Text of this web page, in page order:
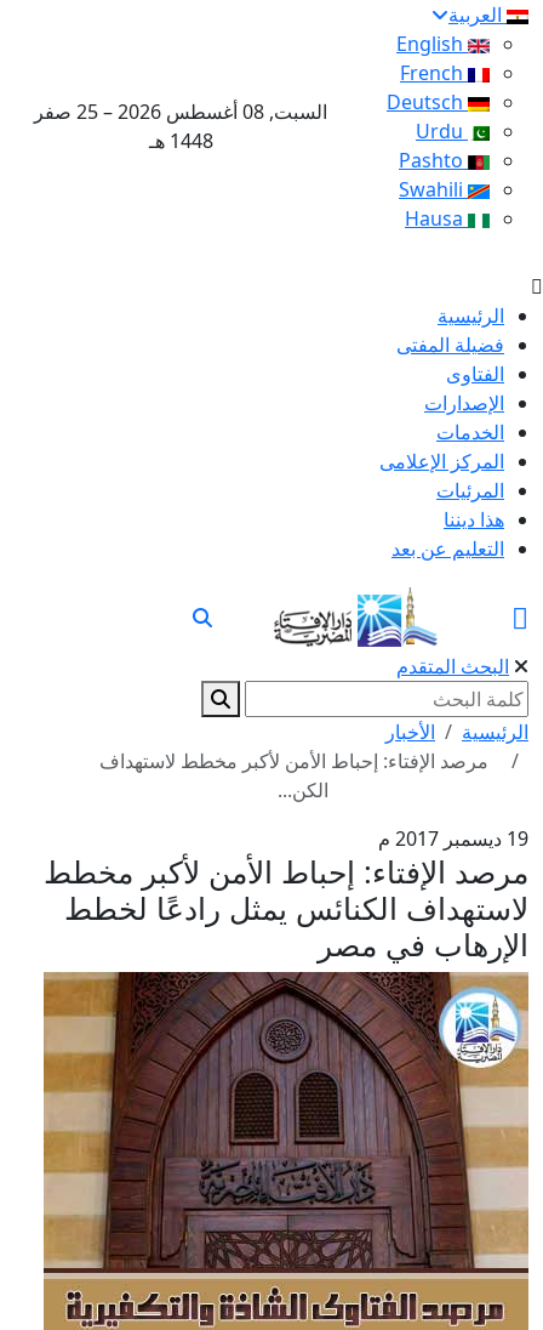
العربية
السبت, 08 أغسطس 2026 – 25 صفر
1448 هـ
الرئيسية
فضيلة المفتى
الفتاوى
الإصدارات
الخدمات
المركز الإعلامى
المرئيات
هذا ديننا
التعليم عن بعد
البحث المتقدم
الرئيسية
الأخبار
مرصد الإفتاء: إحباط الأمن لأكبر مخطط لاستهداف
الكن...
19 ديسمبر 2017 م
مرصد الإفتاء: إحباط الأمن لأكبر مخطط
لاستهداف الكنائس يمثل رادعًا لخطط
الإرهاب في مصر